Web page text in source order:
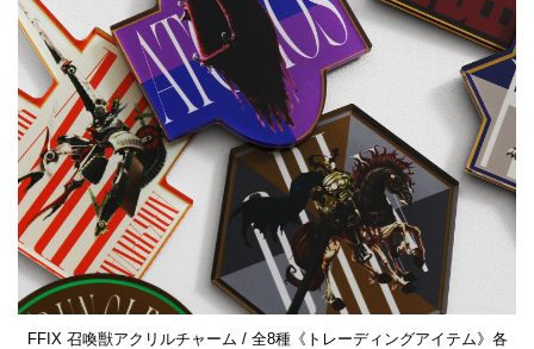
FFIX 召喚獣アクリルチャーム / 全8種《トレーディングアイテム》各